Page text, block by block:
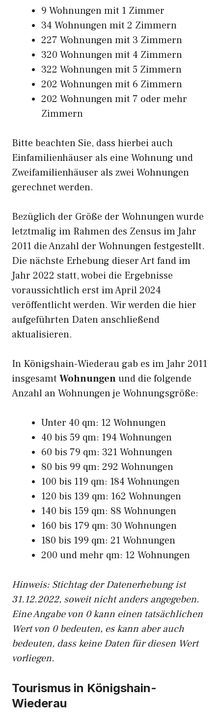
9 Wohnungen mit 1 Zimmer
34 Wohnungen mit 2 Zimmern
227 Wohnungen mit 3 Zimmern
320 Wohnungen mit 4 Zimmern
322 Wohnungen mit 5 Zimmern
202 Wohnungen mit 6 Zimmern
202 Wohnungen mit 7 oder mehr
Zimmern
Bitte beachten Sie, dass hierbei auch
Einfamilienhäuser als eine Wohnung und
Zweifamilienhäuser als zwei Wohnungen
gerechnet werden.
Bezüglich der Größe der Wohnungen wurde
letztmalig im Rahmen des Zensus im Jahr
2011 die Anzahl der Wohnungen festgestellt.
Die nächste Erhebung dieser Art fand im
Jahr 2022 statt, wobei die Ergebnisse
voraussichtlich erst im April 2024
veröffentlicht werden. Wir werden die hier
aufgeführten Daten anschließend
aktualisieren.
In Königshain-Wiederau gab es im Jahr 2011
insgesamt Wohnungenund die folgende
Anzahl an Wohnungen je Wohnungsgröße:
Unter 40 qm: 12 Wohnungen
40 bis 59 qm: 194 Wohnungen
60 bis 79 qm: 321 Wohnungen
80 bis 99 qm: 292 Wohnungen
100 bis 119 qm: 184 Wohnungen
120 bis 139 qm: 162 Wohnungen
140 bis 159 qm: 88 Wohnungen
160 bis 179 qm: 30 Wohnungen
180 bis 199 qm: 21 Wohnungen
200 und mehr qm: 12 Wohnungen
Hinweis: Stichtag der Datenerhebung ist
31.12.2022, soweit nicht anders angegeben.
Eine Angabe von 0 kann einen tatsächlichen
Wert von 0 bedeuten, es kann aber auch
bedeuten, dass keine Daten für diesen Wert
vorliegen.
Tourismus in Königshain-
Wiederau